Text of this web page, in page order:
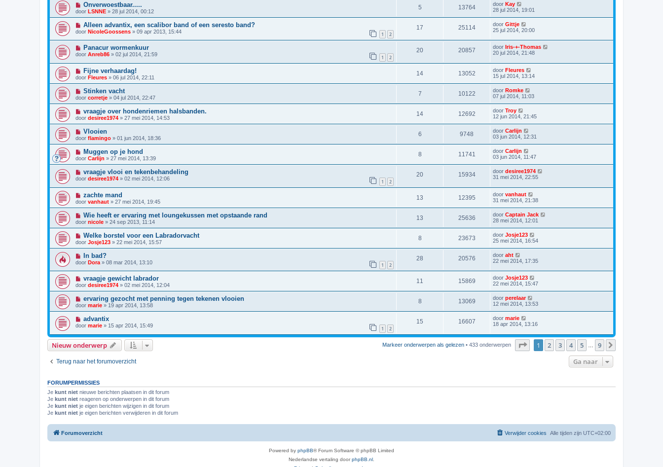
Onverwoestbaar.....
door LSNNE » 28 jul 2014, 00:12
5 13764 door Kay
28 jul 2014, 19:01
Alleen advantix, een scalibor band of een seresto band?
door NicoleGoossens » 09 apr 2013, 15:44 1 2
17 25114 door Gittje
25 jul 2014, 20:00
Panacur wormenkuur
door Anreb86 » 02 jul 2014, 21:59 1 2
20 20857 door Iris-+-Thomas
20 jul 2014, 21:48
Fijne verhaardag!
door Fleures » 06 jul 2014, 22:11
14 13052 door Fleures
15 jul 2014, 13:14
Stinken vacht
door corretje » 04 jul 2014, 22:47
7 10122 door Romke
07 jul 2014, 11:03
vraagje over hondenriemen halsbanden.
door desiree1974 » 27 mei 2014, 14:53
14 12692 door Troy
12 jun 2014, 21:45
Vlooien
door flamingo » 01 jun 2014, 18:36
6 9748 door Carlijn
03 jun 2014, 12:31
Muggen op je hond
door Carlijn » 27 mei 2014, 13:39
8 11741 door Carlijn
03 jun 2014, 11:47
vraagje vlooi en tekenbehandeling
door desiree1974 » 02 mei 2014, 12:06 1 2
20 15934 door desiree1974
31 mei 2014, 22:55
zachte mand
door vanhaut » 27 mei 2014, 19:45
13 12395 door vanhaut
31 mei 2014, 21:38
Wie heeft er ervaring met loungekussen met opstaande rand
door nicole » 24 sep 2013, 11:14
13 25636 door Captain Jack
28 mei 2014, 12:01
Welke borstel voor een Labradorvacht
door Josje123 » 22 mei 2014, 15:57
8 23673 door Josje123
25 mei 2014, 16:54
In bad?
door Dora » 08 mar 2014, 13:10 1 2
28 20576 door aht
22 mei 2014, 17:35
vraagje gewicht labrador
door desiree1974 » 02 mei 2014, 12:04
11 15869 door Josje123
22 mei 2014, 15:47
ervaring gezocht met penning tegen tekenen vlooien
door marie » 19 apr 2014, 13:58
8 13069 door perelaar
12 mei 2014, 13:53
advantix
door marie » 15 apr 2014, 15:49 1 2
15 16607 door marie
18 apr 2014, 13:16
Nieuw onderwerp Markeer onderwerpen als gelezen • 433 onderwerpen Pagina1 van 9
1 2 3 4 5 9
Terug naar het forumoverzicht Ga naar
FORUMPERMISSIES
Je kunt niet nieuwe berichten plaatsen in dit forum
Je kunt niet reageren op onderwerpen in dit forum
Je kunt niet je eigen berichten wijzigen in dit forum
Je kunt niet je eigen berichten verwijderen in dit forum
Forumoverzicht Alle tijden zijn UTC+02:00
Verwijder cookies
Powered by phpBB® Forum Software © phpBB Limited
Nederlandse vertaling doorphpBB.nl .